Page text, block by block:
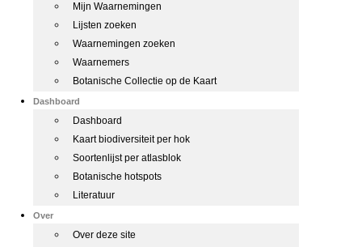
Mijn Waarnemingen
Lijsten zoeken
Waarnemingen zoeken
Waarnemers
Botanische Collectie op de Kaart
Dashboard
Dashboard
Kaart biodiversiteit per hok
Soortenlijst per atlasblok
Botanische hotspots
Literatuur
Over
Over deze site